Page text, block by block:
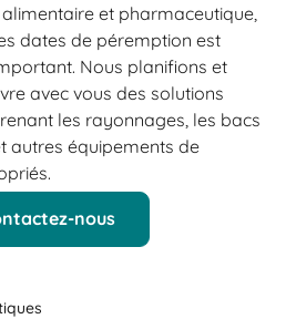
et pharmaceutique,
dates de péremption est
Nous planifions et
avec vous des solutions
les rayonnages, les bacs
autres équipements de
nous